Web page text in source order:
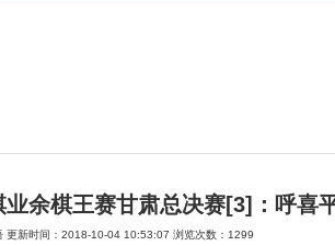
余棋王赛甘肃总决赛[3]：呼喜
更新时间：2018-10-04 10:53:07 浏览次数：1299